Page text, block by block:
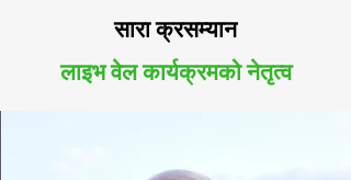
सारा क्रसम्यान
लाइभ वेल कार्यक्रमको नेतृत्व